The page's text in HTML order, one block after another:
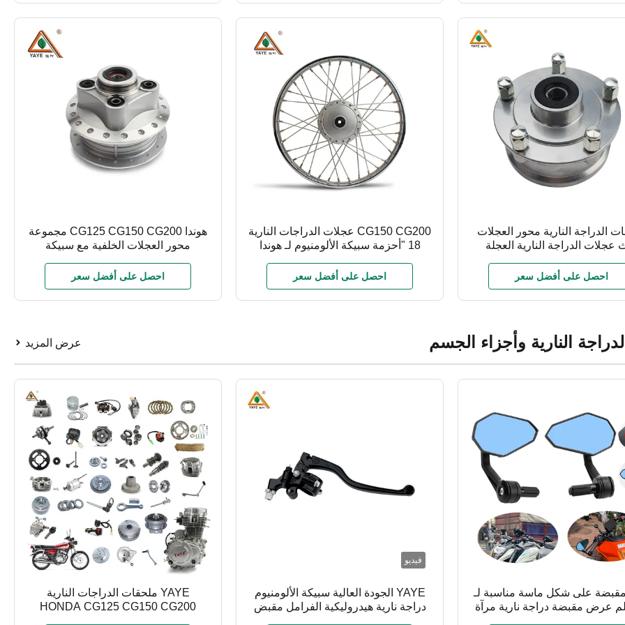
الدراجة النارية محور العجلات
عجلات الدراجة النارية العجلة
الفرامل
احصل على أفضل سعر
CG150 CG200 عجلات الدراجات النارية
18 "أحزمة سبيكة الألومنيوم لـ هوندا
احصل على أفضل سعر
هوندا CG125 CG150 CG200 مجموعة
محور العجلات الخلفية مع سبيكة
احصل على أفضل سعر
النارية وأجزاء الجسم عرض المزيد
على شكل ماسة مناسبة لـ
ملم عرض مقبضة دراجة نارية مرآة
فيديو
YAYE الجودة العالية سبيكة الألومنيوم
دراجة نارية هيدروليكية الفرامل مقبض
YAYE ملحقات الدراجات النارية
HONDA CG125 CG150 CG200